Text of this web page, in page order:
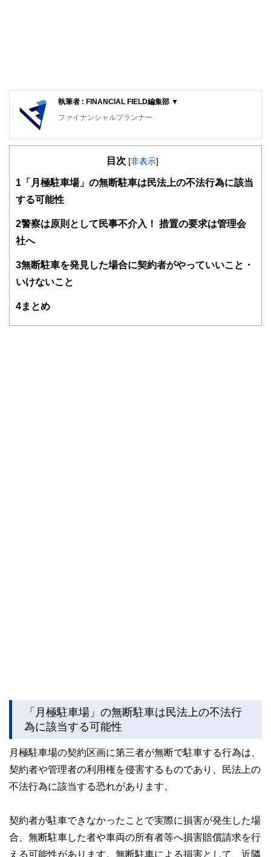
執筆者 : FINANCIAL FIELD編集部 ▼
ファイナンシャルプランナー
FinancialField編集部は、金融、経済に関する記事を、日々
知識がない方でも理解できるようわかりやすく発信していま
得者を中心に「お金や暮らし」に関する書籍・雑誌の編集経
関わることで、読者目線のコンテンツを追求しています。
ドバイザー、DCプランナー、公認会計士、社会保険労務
士、行政書士、投資アナリスト、キャリアコンサルタントな
ど150名以上の有資格者を執筆者・監修者として迎え、むず
目次 [非表示]
1
「月極駐車場」の無断駐車は民法上の不法行為に該当
する可能性
2警察は原則として民事不介入！ 措置の要求は管理会
社へ
3無断駐車を発見した場合に契約者がやっていいこと・
いけないこと
4まとめ
「月極駐車場」の無断駐車は民法上の不法行
為に該当する可能性
月極駐車場の契約区画に第三者が無断で駐車する行為は、
契約者や管理者の利用権を侵害するものであり、民法上の
不法行為に該当する恐れがあります。
契約者が駐車できなかったことで実際に損害が発生した場
合、無断駐車した者や車両の所有者等へ損害賠償請求を行
える可能性があります。無断駐車による損害として、近隣